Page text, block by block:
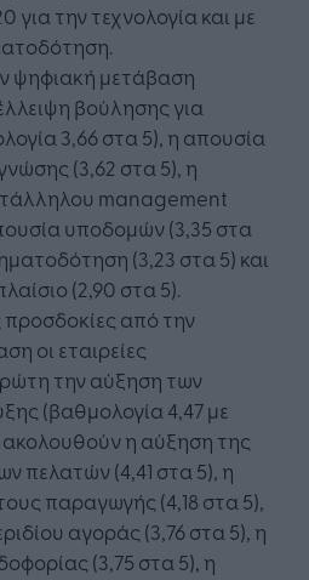
για την τεχνολογία και με
ψηφιακή μετάβαση
βούλησης για
3,66 στα 5), η απουσία
(3,62 στα 5), η
management
υποδομών (3,35 στα
(3,23 στα 5) και
(2,90 στα 5).
από την
οι εταιρείες
την αύξηση των
(βαθμολογία 4,47 με
ακολουθούν η αύξηση της
πελατών (4,41 στα 5), η
παραγωγής (4,18 στα 5),
αγοράς (3,76 στα 5), η
(3,75 στα 5), η